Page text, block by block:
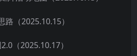
路（2025.10.15）
（2025.10.17）